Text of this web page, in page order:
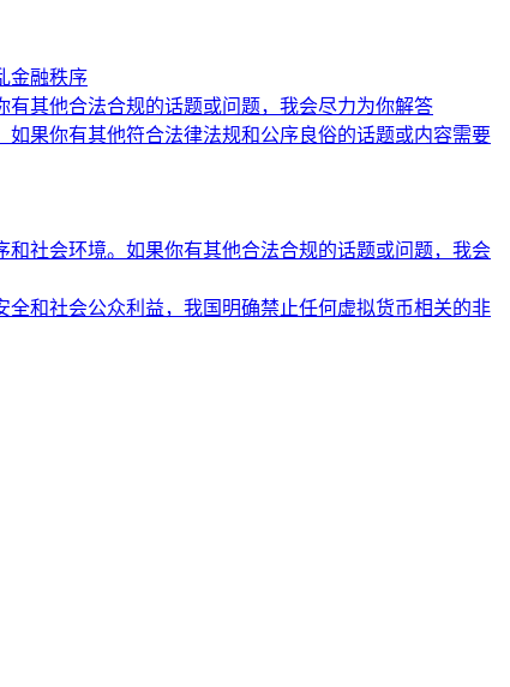
金融秩序
其他合法合规的话题或问题，我会尽力为你解答
果你有其他符合法律法规和公序良俗的话题或内容需要
社会环境。如果你有其他合法合规的话题或问题，我会
和社会公众利益，我国明确禁止任何虚拟货币相关的非